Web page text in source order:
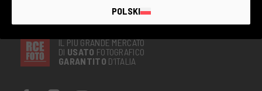
IL PIÙ GRANDE MERCATO
DI USATO FOTOGRAFICO
GARANTITO D’ITALIA
POLSKI